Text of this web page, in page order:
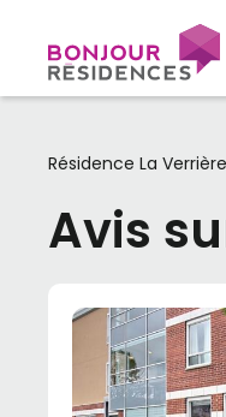
Résidence La Verrière
Avis